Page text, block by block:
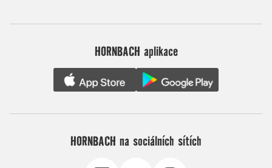
HORNBACH aplikace
HORNBACH na sociálních sítích